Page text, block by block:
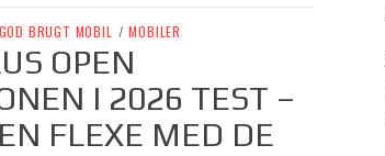
GOD BRUGT MOBIL / MOBILER
OPEN
I 2026 TEST –
FLEXE MED DE